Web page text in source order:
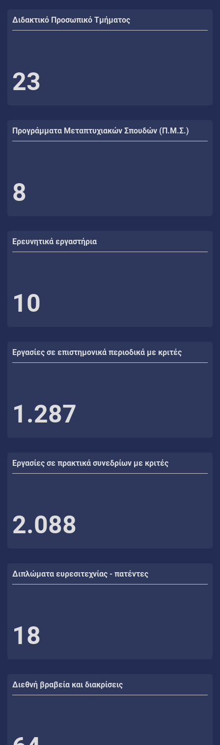
Διδακτικό Προσωπικό Τμήματος
23
Προγράμματα Μεταπτυχιακών Σπουδών (Π.Μ.Σ.)
8
Ερευνητικά εργαστήρια
10
Εργασίες σε επιστημονικά περιοδικά με κριτές
1.287
Εργασίες σε πρακτικά συνεδρίων με κριτές
2.088
Διπλώματα ευρεσιτεχνίας - πατέντες
18
Διεθνή βραβεία και διακρίσεις